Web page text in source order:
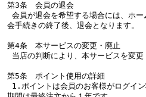
第3条 会員の退会
会員が退会を希望する場合には、ホ
会手続きの終了後、退会となります。
第4条 本サービスの変更・廃止
当店の判断により、本サービスを変更
第5条 ポイント使用の詳細
1.ポイントは会員のお客様がログイン